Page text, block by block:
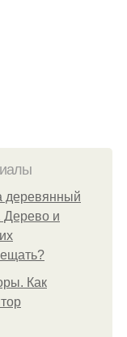
деревянный
Дерево и
Как